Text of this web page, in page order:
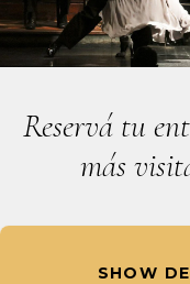
Reservá tu
más
SHOW